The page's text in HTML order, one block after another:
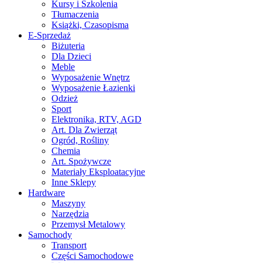
Kursy i Szkolenia
Tłumaczenia
Książki, Czasopisma
E-Sprzedaż
Biżuteria
Dla Dzieci
Meble
Wyposażenie Wnętrz
Wyposażenie Łazienki
Odzież
Sport
Elektronika, RTV, AGD
Art. Dla Zwierząt
Ogród, Rośliny
Chemia
Art. Spożywcze
Materiały Eksploatacyjne
Inne Sklepy
Hardware
Maszyny
Narzędzia
Przemysł Metalowy
Samochody
Transport
Części Samochodowe